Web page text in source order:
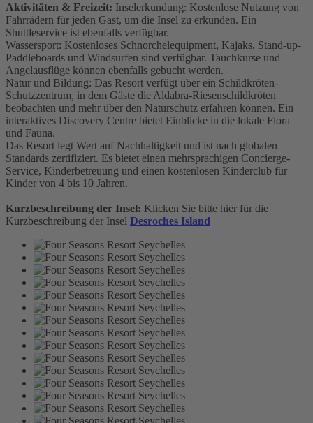
Aktivitäten & Freizeit: Inselerkundung: Kostenlose Nutzung von
Fahrrädern für jeden Gast, um die Insel zu erkunden. Ein
Shuttleservice ist ebenfalls verfügbar.
Wassersport: Kostenloses Schnorchelequipment, Kajaks, Stand-up-
Paddleboards und Windsurfen sind verfügbar. Tauchkurse und
Angelausflüge können ebenfalls gebucht werden.
Natur und Bildung: Das Resort verfügt über ein Schildkröten-
Schutzzentrum, in dem Gäste die Aldabra-Riesenschildkröten
beobachten und mehr über den Naturschutz erfahren können. Ein
interaktives Discovery Centre bietet Einblicke in die lokale Flora
und Fauna.
Das Resort legt Wert auf Nachhaltigkeit und ist nach globalen
Standards zertifiziert. Es bietet einen mehrsprachigen Concierge-
Service, Kinderbetreuung und einen kostenlosen Kinderclub für
Kinder von 4 bis 10 Jahren.
Kurzbeschreibung der Insel: Klicken Sie bitte hier für die
Kurzbeschreibung der Insel Desroches Island